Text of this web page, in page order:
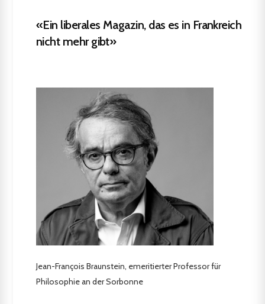
«Ein liberales Magazin, das es in Frankreich
nicht mehr gibt»
Jean-François Braunstein, emeritierter Professor für
Philosophie an der Sorbonne